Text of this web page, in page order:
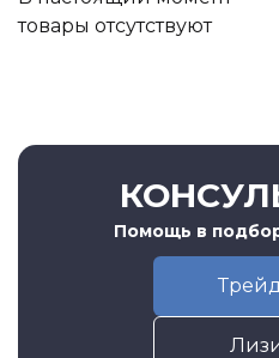
товары отсутствуют
Помощь в